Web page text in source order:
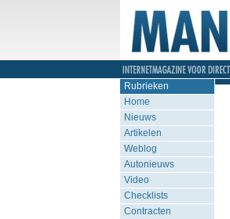
Rubrieken
Home
Nieuws
Artikelen
Weblog
Autonieuws
Video
Checklists
Contracten